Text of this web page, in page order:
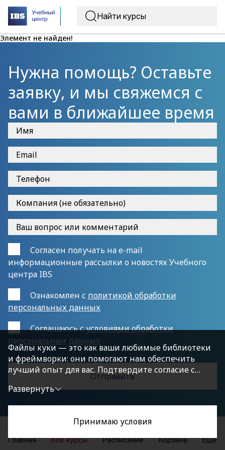
Элемент не найден!
Нужна помощь? Оставьте
заявку, и мы свяжемся с
вами в ближайшее время
Согласен получать на e-mail
информационные рассылки о новостях Учебного
центра IBS
Ознакомлен с политикой обработки
персональных данных
Cоглашаюсь сусловиями обработки
персональных данных
Главная Все курсы Расписание Корзина Еще
Файлы куки — это как ваши любимые библиотеки
и фреймворки: они помогают нам обеспечить
лучший опыт для вас. Подтвердите согласие с
политикой конфиденциальности, нажав
«Принимаю условия», чтобы продолжить.
Развернуть
Принимаю условия